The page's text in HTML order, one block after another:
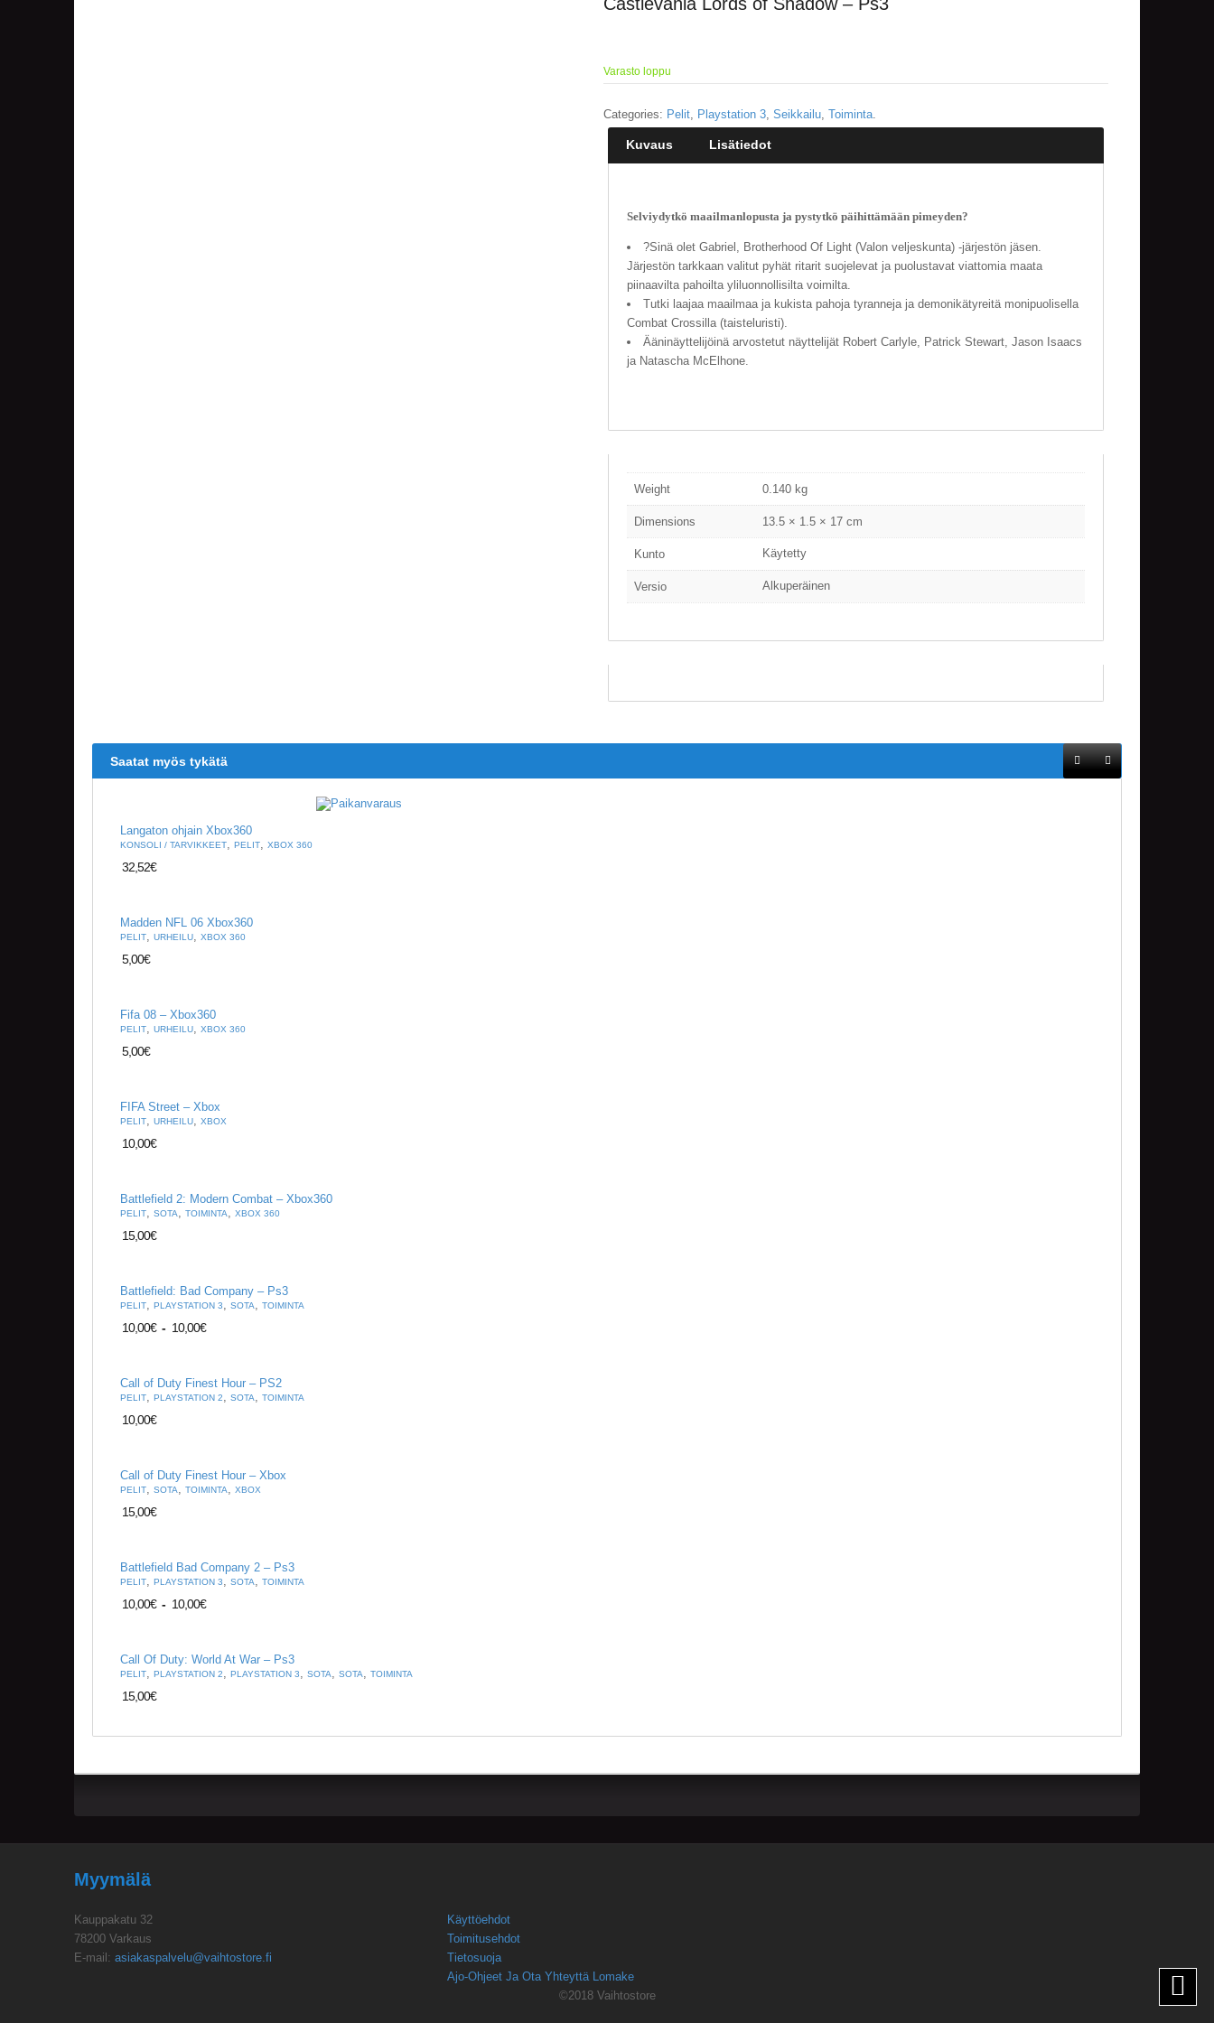
Varasto loppu
Categories: Pelit, Playstation 3, Seikkailu, Toiminta.
Kuvaus Lisätiedot
Selviydytkö maailmanlopusta ja pystytkö päihittämään pimeyden?
?Sinä olet Gabriel, Brotherhood Of Light (Valon veljeskunta) -järjestön jäsen.
Järjestön tarkkaan valitut pyhät ritarit suojelevat ja puolustavat viattomia maata
piinaavilta pahoilta yliluonnollisilta voimilta.
Tutki laajaa maailmaa ja kukista pahoja tyranneja ja demonikätyreitä monipuolisella
Combat Crossilla (taisteluristi).
Ääninäyttelijöinä arvostetut näyttelijät Robert Carlyle, Patrick Stewart, Jason Isaacs
ja Natascha McElhone.
Weight 0.140 kg
Dimensions 13.5 × 1.5 × 17 cm
Kunto Käytetty
Versio Alkuperäinen
Saatat myös tykätä
Langaton ohjain Xbox360
KONSOLI / TARVIKKEET, PELIT, XBOX 360
32,52€
Madden NFL 06 Xbox360
PELIT, URHEILU, XBOX 360
5,00€
Fifa 08 – Xbox360
PELIT, URHEILU, XBOX 360
5,00€
FIFA Street – Xbox
PELIT, URHEILU, XBOX
10,00€
Battlefield 2: Modern Combat – Xbox360
PELIT, SOTA, TOIMINTA, XBOX 360
15,00€
Battlefield: Bad Company – Ps3
PELIT, PLAYSTATION 3, SOTA, TOIMINTA
10,00€ - 10,00€
Call of Duty Finest Hour – PS2
PELIT, PLAYSTATION 2, SOTA, TOIMINTA
10,00€
Call of Duty Finest Hour – Xbox
PELIT, SOTA, TOIMINTA, XBOX
15,00€
Battlefield Bad Company 2 – Ps3
PELIT, PLAYSTATION 3, SOTA, TOIMINTA
10,00€ - 10,00€
Call Of Duty: World At War – Ps3
PELIT, PLAYSTATION 2, PLAYSTATION 3, SOTA, SOTA, TOIMINTA
15,00€
Myymälä
Kauppakatu 32
78200 Varkaus
E-mail: asiakaspalvelu@vaihtostore.fi
Käyttöehdot
Toimitusehdot
Tietosuoja
Ajo-Ohjeet Ja Ota Yhteyttä Lomake
©2018 Vaihtostore